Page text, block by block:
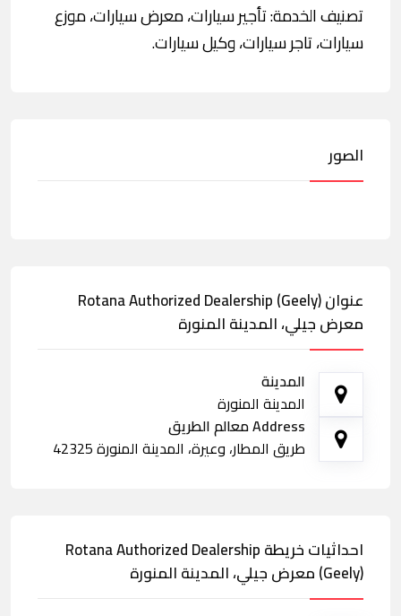
تصنيف الخدمة: تأجير سيارات، معرض سيارات، موزع
سيارات، تاجر سيارات، وكيل سيارات.
الصور
عنوان Rotana Authorized Dealership (Geely)
معرض جيلي، المدينة المنورة
المدينة
المدينة المنورة
Address معالم الطريق
طريق المطار، وعيرة، المدينة المنورة 42325
احداثيات خريطة Rotana Authorized Dealership
(Geely) معرض جيلي، المدينة المنورة